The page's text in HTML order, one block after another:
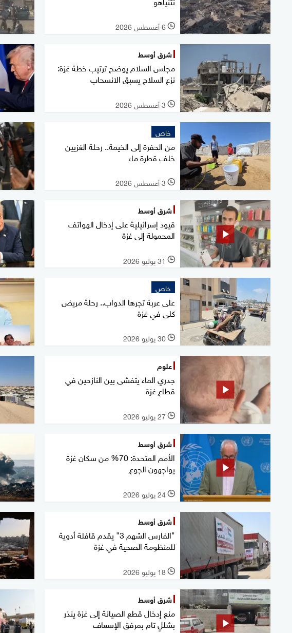
l 6 أغسطس 2026
شرق أوسط
مجلس السلام يوضح ترتيب خطة غزة:
نزع السلاح يسبق الانسحاب
l 3 أغسطس 2026
خاص
من الحفرة إلى الخيمة.. رحلة الغزيين
خلف قطرة ماء
l 3 أغسطس 2026
شرق أوسط
قيود إسرائيلية على إدخال الهواتف
المحمولة إلى غزة
l 31 يوليو 2026
خاص
على عربة تجرها الدواب.. رحلة مريض
كلى في غزة
l 30 يوليو 2026
علوم
جدري الماء يتفشى بين النازحين في
قطاع غزة
l 27 يوليو 2026
شرق أوسط
الأمم المتحدة: 70% من سكان غزة
يواجهون الجوع
l 24 يوليو 2026
شرق أوسط
"الفارس الشهم 3" يقدم قافلة أدوية
للمنظومة الصحية في غزة
l 18 يوليو 2026
شرق أوسط
منع إدخال قطع الصيانة إلى غزة ينذر
بشللٍ تام بمرفق الإسعاف